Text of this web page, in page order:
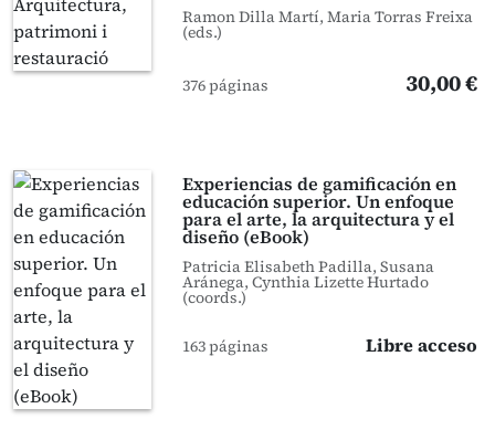
Ramon Dilla Martí, Maria Torras Freixa
(eds.)
376 páginas 30,00 €
Experiencias de gamificación en
educación superior. Un enfoque
para el arte, la arquitectura y el
diseño (eBook)
Patricia Elisabeth Padilla, Susana
Aránega, Cynthia Lizette Hurtado
(coords.)
163 páginas Libre acceso